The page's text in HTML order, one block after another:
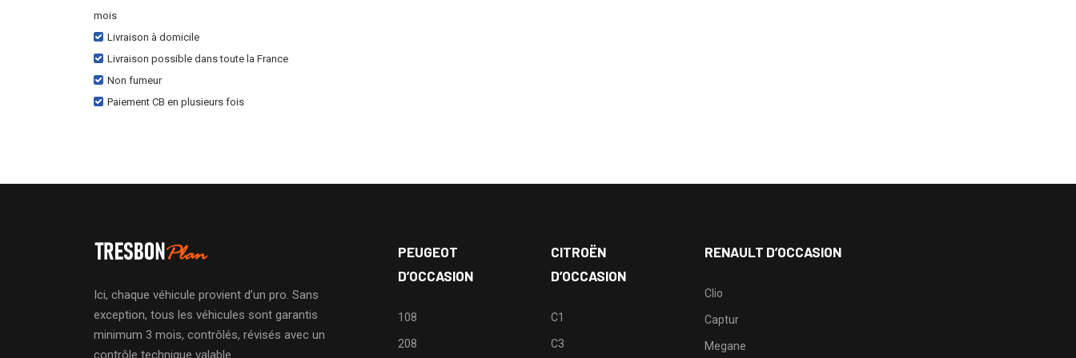
mois
Livraison à domicile
Livraison possible dans toute la France
Non fumeur
Paiement CB en plusieurs fois
Ici, chaque véhicule provient d’un pro. Sans
exception, tous les véhicules sont garantis
minimum 3 mois, contrôlés, révisés avec un
contrôle technique valable.
PEUGEOT
D’OCCASION
108
208
CITROËN
D’OCCASION
C1
C3
RENAULT D’OCCASION
Clio
Captur
Megane